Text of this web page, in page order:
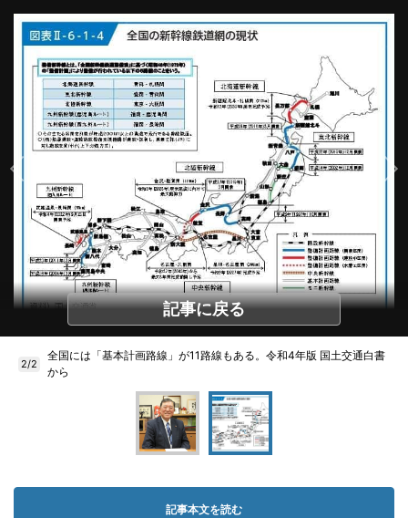
記事に戻る
2/2
全国には「基本計画路線」が11路線もある。令和4年版 国土交通白書
から
記事本文を読む